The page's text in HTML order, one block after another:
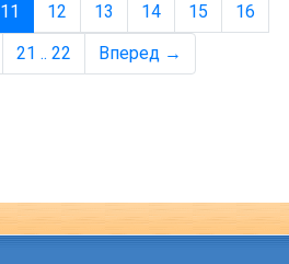
11 12 13 14 15
16
21 .. 22 Вперед →